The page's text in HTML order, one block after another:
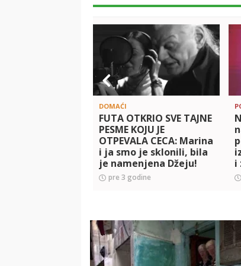
DOMAĆI
FUTA OTKRIO SVE TAJNE
PESME KOJU JE
OTPEVALA CECA: Marina
i ja smo je sklonili, bila
je namenjena Džeju!
Morali da menjaju
tekst!
pre 3 godine
i